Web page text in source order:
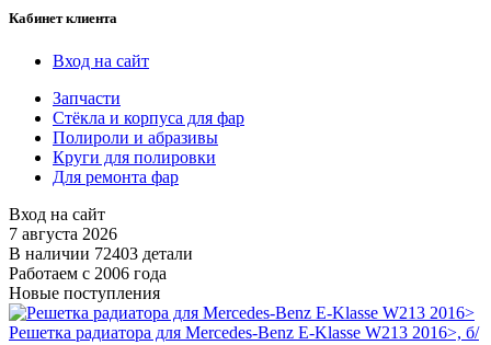
Кабинет клиента
Вход на сайт
Запчасти
Стёкла и корпуса для фар
Полироли и абразивы
Круги для полировки
Для ремонта фар
Вход на сайт
7 августа 2026
В наличии 72403 детали
Работаем с 2006 года
Новые поступления
Решетка радиатора для Mercedes-Benz E-Klasse W213 2016>, б/